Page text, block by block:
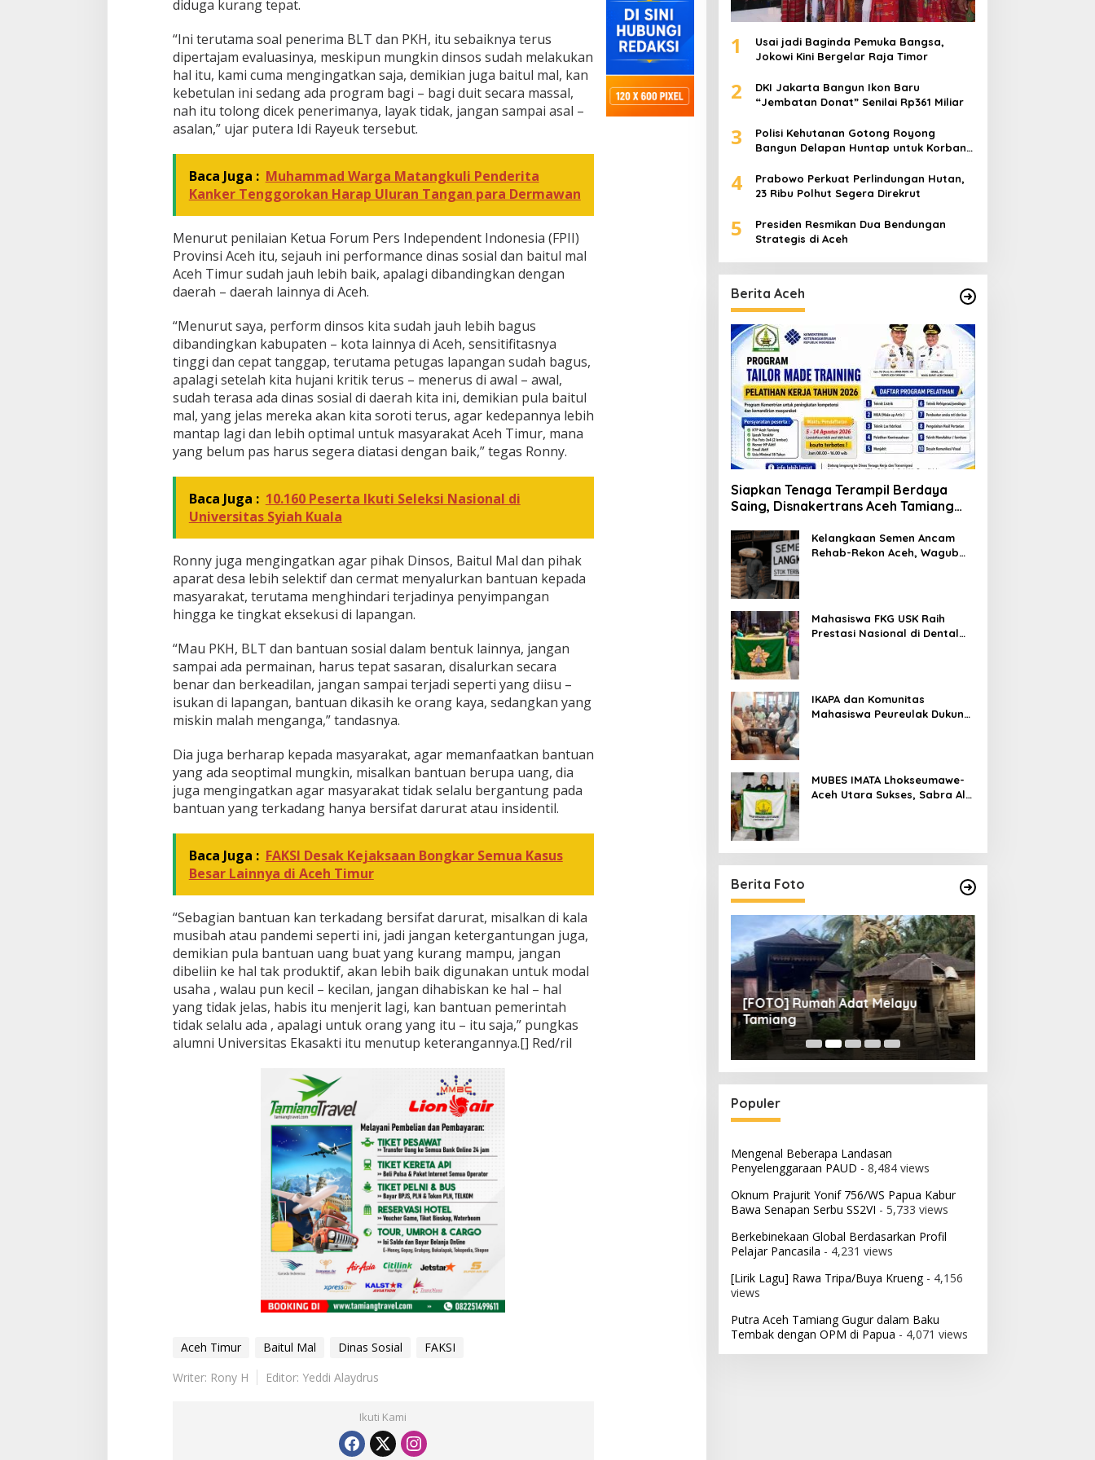
r
n
diduga kurang tepat.
“Ini terutama soal penerima BLT dan PKH, itu sebaiknya terus
dipertajam evaluasinya, meskipun mungkin dinsos sudah melakukan
hal itu, kami cuma mengingatkan saja, demikian juga baitul mal, kan
kebetulan ini sedang ada program bagi – bagi duit secara massal,
nah itu tolong dicek penerimanya, layak tidak, jangan sampai asal –
asalan,” ujar putera Idi Rayeuk tersebut.
Baca Juga : Muhammad Warga Matangkuli Penderita
Kanker Tenggorokan Harap Uluran Tangan para Dermawan
Menurut penilaian Ketua Forum Pers Independent Indonesia (FPII)
Provinsi Aceh itu, sejauh ini performance dinas sosial dan baitul mal
Aceh Timur sudah jauh lebih baik, apalagi dibandingkan dengan
daerah – daerah lainnya di Aceh.
“Menurut saya, perform dinsos kita sudah jauh lebih bagus
dibandingkan kabupaten – kota lainnya di Aceh, sensitifitasnya
tinggi dan cepat tanggap, terutama petugas lapangan sudah bagus,
apalagi setelah kita hujani kritik terus – menerus di awal – awal,
sudah terasa ada dinas sosial di daerah kita ini, demikian pula baitul
mal, yang jelas mereka akan kita soroti terus, agar kedepannya lebih
mantap lagi dan lebih optimal untuk masyarakat Aceh Timur, mana
yang belum pas harus segera diatasi dengan baik,” tegas Ronny.
Baca Juga : 10.160 Peserta Ikuti Seleksi Nasional di
Universitas Syiah Kuala
Ronny juga mengingatkan agar pihak Dinsos, Baitul Mal dan pihak
aparat desa lebih selektif dan cermat menyalurkan bantuan kepada
masyarakat, terutama menghindari terjadinya penyimpangan
hingga ke tingkat eksekusi di lapangan.
“Mau PKH, BLT dan bantuan sosial dalam bentuk lainnya, jangan
sampai ada permainan, harus tepat sasaran, disalurkan secara
benar dan berkeadilan, jangan sampai terjadi seperti yang diisu –
isukan di lapangan, bantuan dikasih ke orang kaya, sedangkan yang
miskin malah menganga,” tandasnya.
Dia juga berharap kepada masyarakat, agar memanfaatkan bantuan
yang ada seoptimal mungkin, misalkan bantuan berupa uang, dia
juga mengingatkan agar masyarakat tidak selalu bergantung pada
bantuan yang terkadang hanya bersifat darurat atau insidentil.
Baca Juga : FAKSI Desak Kejaksaan Bongkar Semua Kasus
Besar Lainnya di Aceh Timur
“Sebagian bantuan kan terkadang bersifat darurat, misalkan di kala
musibah atau pandemi seperti ini, jadi jangan ketergantungan juga,
demikian pula bantuan uang buat yang kurang mampu, jangan
dibeliin ke hal tak produktif, akan lebih baik digunakan untuk modal
usaha , walau pun kecil – kecilan, jangan dihabiskan ke hal – hal
yang tidak jelas, habis itu menjerit lagi, kan bantuan pemerintah
tidak selalu ada , apalagi untuk orang yang itu – itu saja,” pungkas
alumni Universitas Ekasakti itu menutup keterangannya.[] Red/ril
Aceh Timur Baitul Mal Dinas Sosial
FAKSI
Writer: Rony H
Editor: Yeddi Alaydrus
Ikuti Kami
1
Usai jadi Baginda Pemuka Bangsa,
Jokowi Kini Bergelar Raja Timor
2
DKI Jakarta Bangun Ikon Baru
“Jembatan Donat” Senilai Rp361 Miliar
3
Polisi Kehutanan Gotong Royong
Bangun Delapan Huntap untuk Korban
4
Prabowo Perkuat Perlindungan Hutan,
23 Ribu Polhut Segera Direkrut
5
Presiden Resmikan Dua Bendungan
Strategis di Aceh
Berita Aceh
Siapkan Tenaga Terampil Berdaya
Saing, Disnakertrans Aceh Tamiang
Kelangkaan Semen Ancam
Rehab-Rekon Aceh, Wagub
Mahasiswa FKG USK Raih
Prestasi Nasional di Dental
IKAPA dan Komunitas
Mahasiswa Peureulak Dukung
MUBES IMATA Lhokseumawe-
Aceh Utara Sukses, Sabra Al
Berita Foto
[FOTO] Anies Baswedan Tinjau
Program Turun Tangan Air Bersih
di Bandar Pusaka
[FOTO] Rumah Adat Melayu
Tamiang
Populer
Mengenal Beberapa Landasan
Penyelenggaraan PAUD - 8,484 views
Oknum Prajurit Yonif 756/WS Papua Kabur
Bawa Senapan Serbu SS2VI - 5,733 views
Berkebinekaan Global Berdasarkan Profil
Pelajar Pancasila - 4,231 views
[Lirik Lagu] Rawa Tripa/Buya Krueng- 4,156
views
Putra Aceh Tamiang Gugur dalam Baku
Tembak dengan OPM di Papua - 4,071 views